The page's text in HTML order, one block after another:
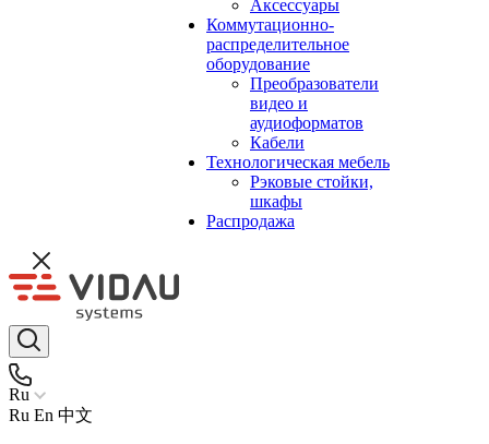
Аксессуары
Коммутационно-
распределительное
оборудование
Преобразователи
видео и
аудиоформатов
Кабели
Технологическая мебель
Рэковые стойки,
шкафы
Распродажа
Ru
Ru En 中文